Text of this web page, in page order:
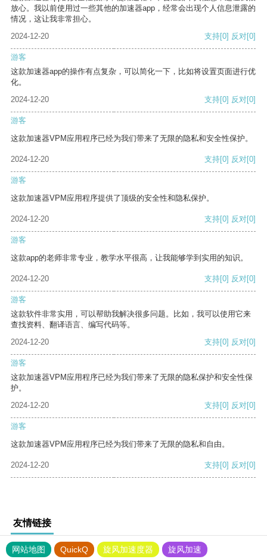
放心。我以前使用过一些其他的加速器app，经常会出现个人信息泄露的
情况，这让我非常担心。
2024-12-20
支持[0] 反对[0]
游客
这款加速器app的操作有点复杂，可以简化一下，比如将设置页面进行优
化。
2024-12-20
支持[0] 反对[0]
游客
这款加速器VPM应用程序已经为我们带来了无限的隐私和安全性保护。
2024-12-20 支持[0] 反对[0]
游客
这款加速器VPM应用程序提供了顶级的安全性和隐私保护。
2024-12-20 支持[0] 反对[0]
游客
这款app的老师非常专业，教学水平很高，让我能够学到实用的知识。
2024-12-20 支持[0] 反对[0]
游客
这款软件非常实用，可以帮助我解决很多问题。比如，我可以使用它来
查找资料、翻译语言、编写代码等。
2024-12-20
支持[0] 反对[0]
游客
这款加速器VPM应用程序已经为我们带来了无限的隐私保护和安全性保
护。
2024-12-20
支持[0] 反对[0]
游客
这款加速器VPM应用程序已经为我们带来了无限的隐私和自由。
2024-12-20 支持[0] 反对[0]
友情链接
网站地图 QuickQ 旋风加速度器 旋风加速